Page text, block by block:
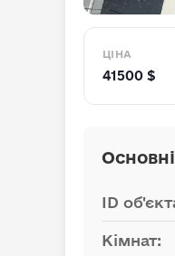
ЦІНА
41500 $
ID
Кімнат: